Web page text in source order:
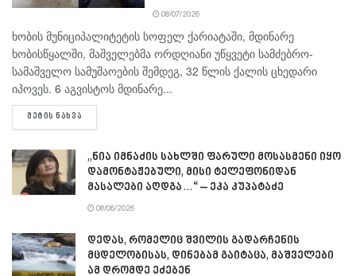
08/07/2026
ხობის მუნიციპალიტეტის სოფელ ქარიატაში, მდინარე
ხობისწყალში, მაშველებმა ორდღიანი უწყვეტი სამძებრო-
სამაშველო სამუშაოების შემდეგ, 32 წლის ქალის ცხედარი
იპოვეს. 6 აგვისტოს მდინარე...
ᲛᲔᲢᲘᲡ ᲜᲐᲮᲕᲐ
„ნია იმნაძის სახლში ფარული მოსასმენი იყო
დამონტაჟებული, მისი ტელეფონიდან
მასალები აღდგა…“ – ეკა კუპატაძე
08/06/2026
დედას, რომელიც შვილის გადარჩენის
მცდელობისას, დინებამ გაიტაცა, მაშველები
ამ დრომდე ეძებენ